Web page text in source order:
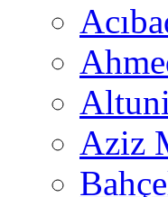
Aziz